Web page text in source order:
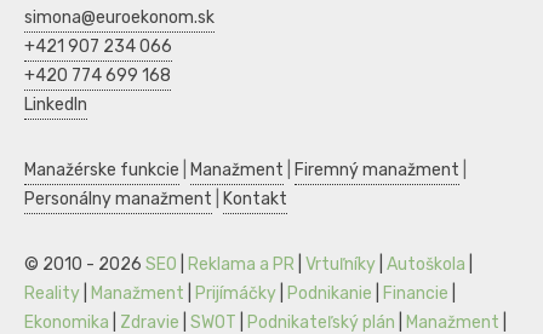
simona@euroekonom.sk
+421 907 234 066
+420 774 699 168
LinkedIn
Manažérske funkcie Manažment Firemný manažment
Personálny manažment
Kontakt
© 2010 - 2026 SEO Reklama a PR Vrtuľníky Autoškola
Reality
Manažment Prijímáčky Podnikanie Financie
Ekonomika
Zdravie SWOT Podnikateľský plán Manažment